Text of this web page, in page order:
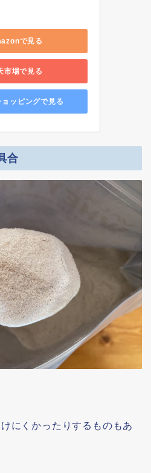
で見る
市場で見る
ッピングで見る
合
にくかったりするものもあ